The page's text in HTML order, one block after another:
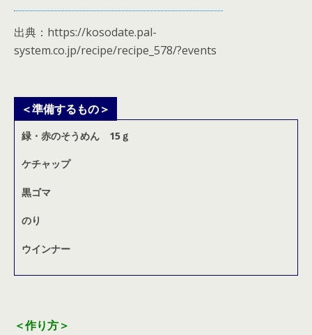
出典：https://kosodate.pal-
system.co.jp/recipe/recipe_578/?events
＜準備するもの＞
緑・赤のそうめん 15ｇ
ケチャップ
黒ゴマ
のり
ウインナー
＜作り方＞